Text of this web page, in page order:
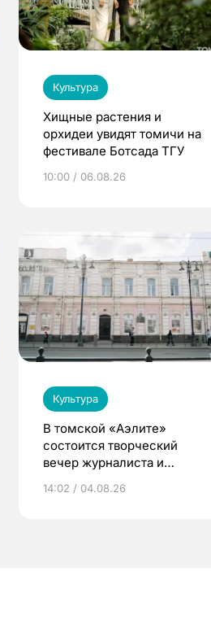
Культура
Хищные растения и
орхидеи увидят томичи на
фестивале Ботсада ТГУ
10:00 / 06.08.26
Культура
В томской «Аэлите»
состоится творческий
вечер журналиста и
Никифорова
14:02 / 04.08.26